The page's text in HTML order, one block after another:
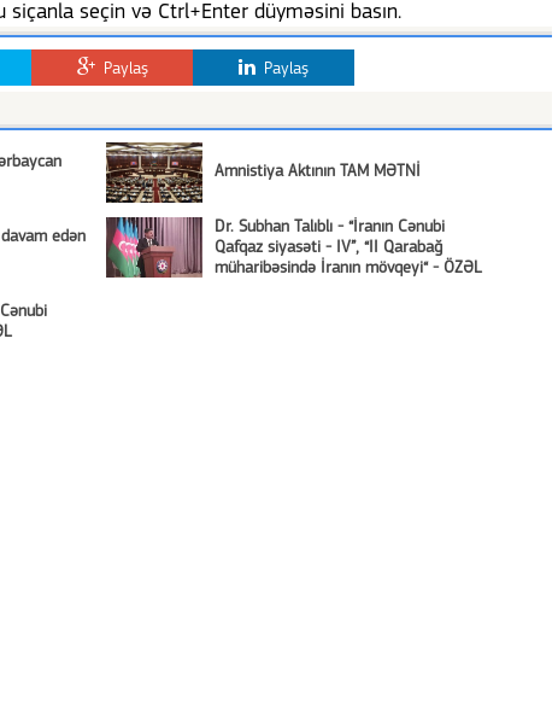
siçanla seçin və Ctrl+Enter düyməsini basın.
Paylaş Paylaş
Amnistiya Aktının TAM MƏTNİ
edən
Dr. Subhan Talıblı - “İranın Cənubi
Qafqaz siyasəti - IV”, “II Qarabağ
müharibəsində İranın mövqeyi“ - ÖZƏL